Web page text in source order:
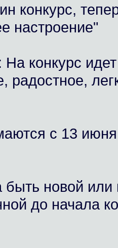
конкурс,
настроение"
На конкурс
радостное,
с 13 июня
быть новой
до начала